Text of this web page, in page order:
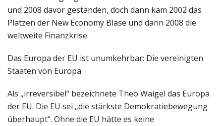
und 2008 davor gestanden, doch dann kam 2002 das
Platzen der New Economy Blase und dann 2008 die
weltweite Finanzkrise.
Das Europa der EU ist unumkehrbar: Die vereinigten
Staaten von Europa
Als „irreversibel“ bezeichnete Theo Waigel das Europa
der EU. Die EU sei „die stärkste Demokratiebewegung
überhaupt“. Ohne die EU hätte es keine